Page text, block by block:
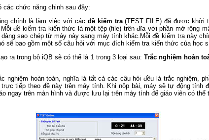
các chức năng chinh sau đây:
chính là làm việc với các đề kiểm tra(TEST FILE) đã được khởi
đề kiểm tra kiến thức là một tệp (file) trên đĩa với phần mở rộng
sao chép từ máy này sang máy tính khác.Mỗi đề kiểm tra này
sẽ bao gồm một số câu hỏi với mục đích kiểm tra kiến thức của học
ra trong bộ iQB sẽ có thể là 1 trong 3 loại sau: Trắc nghiệm hoàn
nghiệm hoàn toàn, nghĩa là tất cả các câu hỏi đều là trắc nghiệm,
tiếp theo đề này trên máy tính. Khi nộp bài, máy sẽ tự động tính
ngay trên màn hình và được lưu lại trên máy tính để giáo viên có